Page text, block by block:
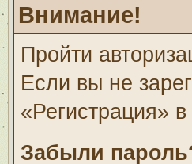
Внимание!
Пройти
Если вы не
«Регистрация»
Забыли